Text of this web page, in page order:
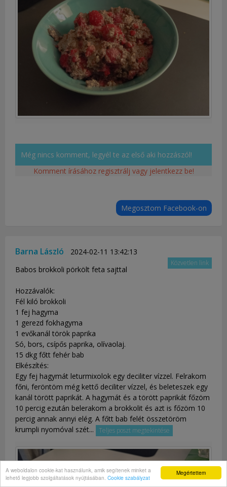
Megértettem
A weboldalon cookie-kat használunk, amik segítenek minket a
lehető legjobb szolgáltatások nyújtásában. Cookie szabályzat
Még nincs komment, legyél te az első aki hozzászól!
Komment írásához regisztrálj vagy jelentkezz be!
Megosztom Facebook-on
Barna László 2024-02-11 13:42:13
Közvetlen link
Babos brokkoli pörkölt feta sajttal
Hozzávalók:
Fél kiló brokkoli
1 fej hagyma
1 gerezd fokhagyma
1 evőkanál török paprika
Só, bors, csípős paprika, olívaolaj.
15 dkg főtt fehér bab
Elkészítés:
Egy fej hagymát leturmixolok egy deciliter vízzel. Felrakom
főni, feröntöm még kettő deciliter vízzel, és beleteszek egy
kanál törött paprikát. A hagymát és a törött paprikát főzöm
10 percig ezután belerakom a brokkolit és azt is főzöm 10
percig annak annyi elég. A főtt bab felét összetöröm
krumpli nyomóval szét...
Teljes poszt megtekintése